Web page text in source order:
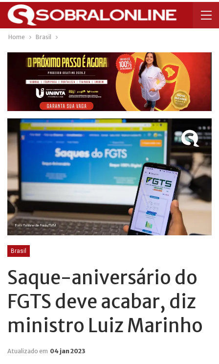
Home Brasil
Brasil
Saque-aniversário do
FGTS deve acabar, diz
ministro Luiz Marinho
Atualizado em 04 jan 2023